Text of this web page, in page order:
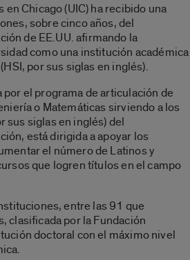
Chicago (UIC) ha recibido una
sobre cinco años, del
de EE.UU. afirmando la
como una institución académica
por sus siglas en inglés).
el programa de articulación de
o Matemáticas sirviendo a los
sus siglas en inglés) del
está dirigida a apoyar los
el número de Latinos y
que logren títulos en el campo
entre las 91 que
clasificada por la Fundación
doctoral con el máximo nivel